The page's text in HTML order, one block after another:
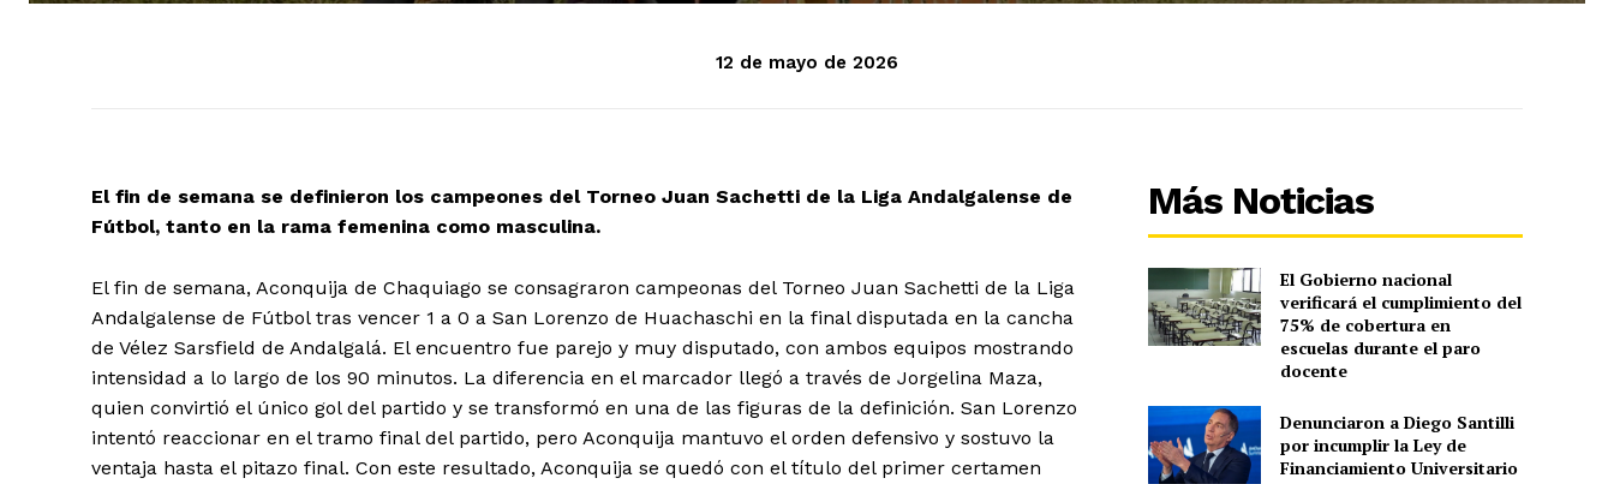
12 de mayo de 2026
El fin de semana se definieron los campeones del Torneo Juan Sachetti de la Liga Andalgalense de
Fútbol, tanto en la rama femenina como masculina.
El fin de semana, Aconquija de Chaquiago se consagraron campeonas del Torneo Juan Sachetti de la Liga
Andalgalense de Fútbol tras vencer 1 a 0 a San Lorenzo de Huachaschi en la final disputada en la cancha
de Vélez Sarsfield de Andalgalá. El encuentro fue parejo y muy disputado, con ambos equipos mostrando
intensidad a lo largo de los 90 minutos. La diferencia en el marcador llegó a través de Jorgelina Maza,
quien convirtió el único gol del partido y se transformó en una de las figuras de la definición. San Lorenzo
intentó reaccionar en el tramo final del partido, pero Aconquija mantuvo el orden defensivo y sostuvo la
ventaja hasta el pitazo final. Con este resultado, Aconquija se quedó con el título del primer certamen
Más Noticias
El Gobierno nacional
verificará el cumplimiento del
75% de cobertura en
escuelas durante el paro
docente
Denunciaron a Diego Santilli
por incumplir la Ley de
Financiamiento Universitario